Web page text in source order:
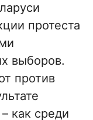
протеста
выборов.
против
как среди